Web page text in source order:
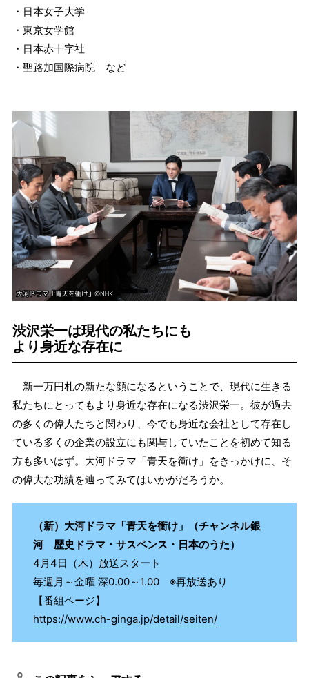
・日本女子大学
・東京女学館
・日本赤十字社
・聖路加国際病院 など
渋沢栄一は現代の私たちにも
より身近な存在に
新一万円札の新たな顔になるということで、現代に生きる
私たちにとってもより身近な存在になる渋沢栄一。彼が過去
の多くの偉人たちと関わり、今でも身近な会社として存在し
ている多くの企業の設立にも関与していたことを初めて知る
方も多いはず。大河ドラマ「青天を衝け」をきっかけに、そ
の偉大な功績を辿ってみてはいかがだろうか。
（新）大河ドラマ「青天を衝け」（チャンネル銀
河 歴史ドラマ・サスペンス・日本のうた）
4月4日（木）放送スタート
毎週月～金曜 深0.00～1.00 ※再放送あり
【番組ページ】
https://www.ch-ginga.jp/detail/seiten/